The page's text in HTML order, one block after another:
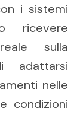
i sistemi
ricevere
sulla
adattarsi
nelle
condizioni